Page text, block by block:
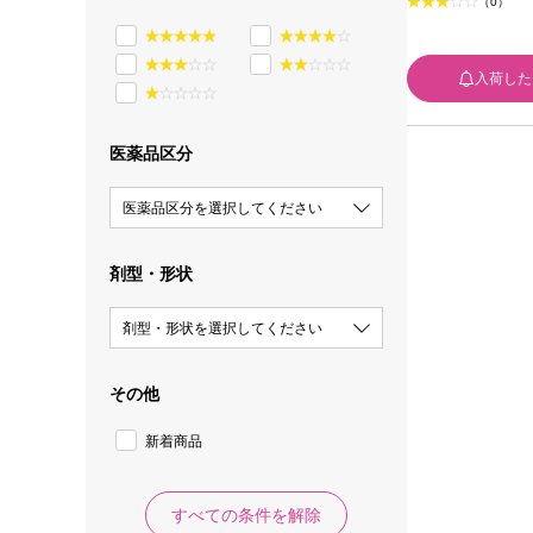
医薬品区分
医薬品区分を選択してください
剤型・形状
剤型・形状を選択してください
その他
新着商品
すべての条件を解除
入荷し